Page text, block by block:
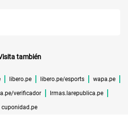
también
libero.pe libero.pe/esports wapa.pe
verificador lrmas.larepublica.pe
cuponidad.pe